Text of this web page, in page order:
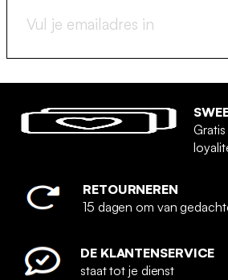
Gratis
RETOURNEREN
15 dagen om van
DE KLANTENSERVICE
staat tot je dienst